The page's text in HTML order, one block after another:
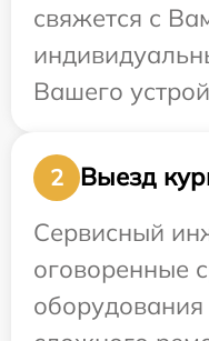
свяжется с
Вашего
2
Выезд
Сервисный
оговоренные